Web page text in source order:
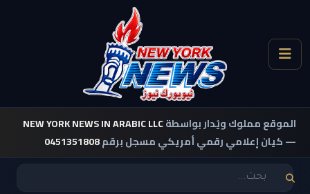
الموقع مملوك ويُدار بواسطةNEW YORK NEWS IN ARABIC LLC
— كيان إعلامي رقمي أمريكي مسجل برقم0451351808